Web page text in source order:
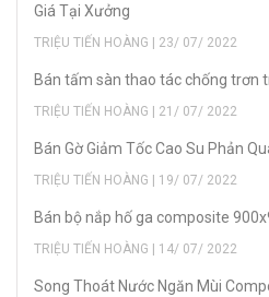
Giá Tại Xưởng
TRIỆU TIẾN HOÀNG | 23/ 07/ 2022
Bán tấm sàn thao tác chống trơn
TRIỆU TIẾN HOÀNG | 21/ 07/ 2022
Bán Gờ Giảm Tốc Cao Su Phản
TRIỆU TIẾN HOÀNG | 19/ 07/ 2022
Bán bộ nắp hố ga composite
TRIỆU TIẾN HOÀNG | 14/ 07/ 2022
Song Thoát Nước Ngăn Mùi